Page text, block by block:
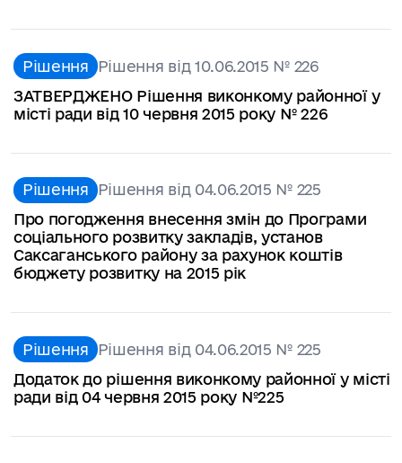
Рішення Рішення від 10.06.2015 № 226
ЗАТВЕРДЖЕНО Рішення виконкому районної у
місті ради від 10 червня 2015 року № 226
Рішення Рішення від 04.06.2015 № 225
Про погодження внесення змін до Програми
соціального розвитку закладів, установ
Саксаганcького району за рахунок коштів
бюджету розвитку на 2015 рік
Рішення Рішення від 04.06.2015 № 225
Додаток до рішення виконкому районної у місті
ради від 04 червня 2015 року №225